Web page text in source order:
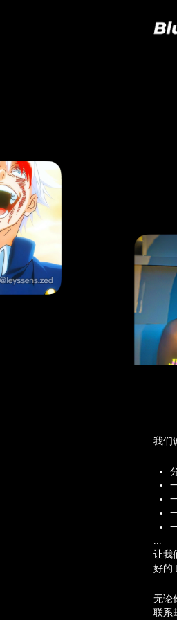
我们
...
让我
好的
无论
联系